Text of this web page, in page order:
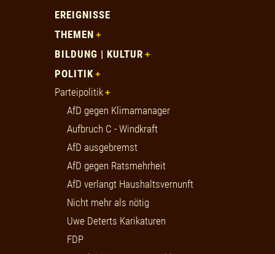
EREIGNISSE
THEMEN
BILDUNG | KULTUR
POLITIK
Parteipolitik
AfD gegen Klimamanager
Aufbruch C - Windkraft
AfD ausgebremst
AfD gegen Ratsmehrheit
AfD verlangt Haushaltsvernunft
Nicht mehr als nötig
Uwe Deterts Karikaturen
FDP